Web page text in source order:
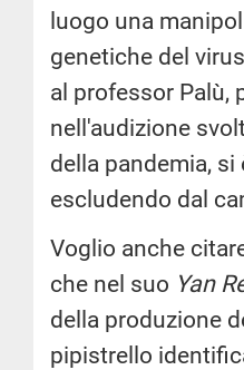
luogo una
genetiche del
al professor Palù,
nell'audizione
della pandemia,
escludendo dal
Voglio anche
che nel suo Yan
della produzione
pipistrello